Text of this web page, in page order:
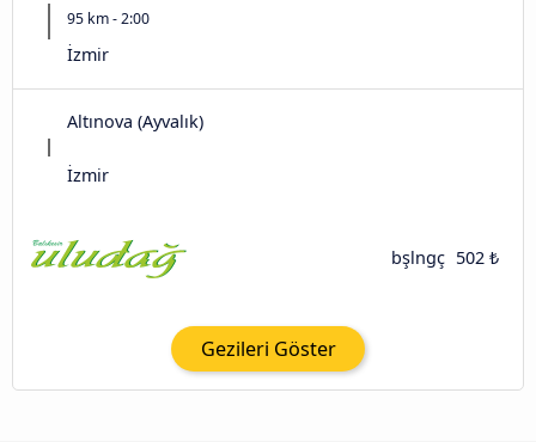
95 km - 2:00
İzmir
Altınova (Ayvalık)
İzmir
bşlngç 502 ₺
Gezileri Göster